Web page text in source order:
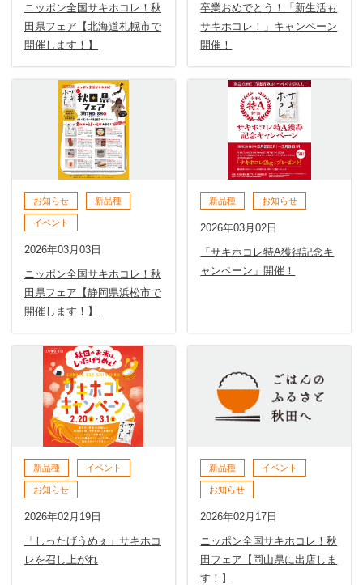
ニッポン全国サキホコレ！秋
田県フェア【北海道札幌市で
開催します！】
卒業おめでとう！「新生活も
サキホコレ！」キャンペーン
開催！
お知らせ 新品種
イベント
2026年03月03日
ニッポン全国サキホコレ！秋
田県フェア【静岡県浜松市で
開催します！】
新品種 お知らせ
2026年03月02日
「サキホコレ特A獲得記念キ
ャンペーン」開催！
新品種 イベント
お知らせ
2026年02月19日
「しったげうめぇ」サキホコ
レを召し上がれ
新品種 イベント
お知らせ
2026年02月17日
ニッポン全国サキホコレ！秋
田フェア【岡山県に出店しま
す！】